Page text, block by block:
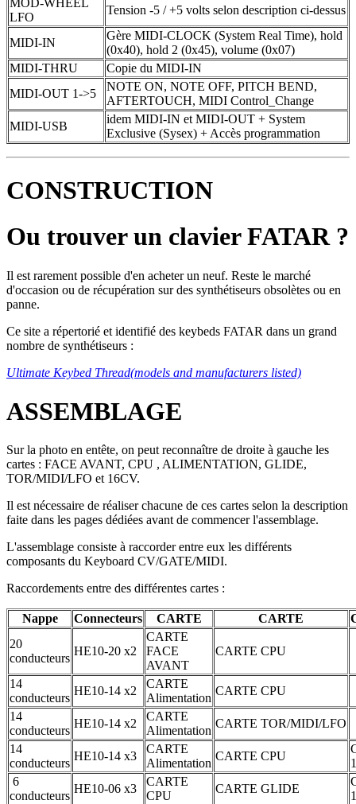
MOD-WHEEL
LFO
Tension -5 / +5 volts selon description ci-dessus
MIDI-IN
Gère MIDI-CLOCK (System Real Time), hold
(0x40), hold 2 (0x45), volume (0x07)
MIDI-THRU
Copie du MIDI-IN
MIDI-OUT 1->5
NOTE ON, NOTE OFF, PITCH BEND,
AFTERTOUCH, MIDI Control_Change
MIDI-USB
idem MIDI-IN et MIDI-OUT + System
Exclusive (Sysex) + Accès programmation
CONSTRUCTION
Ou trouver un clavier FATAR ?
Il est rarement possible d'en acheter un neuf. Reste le marché
d'occasion ou de récupération sur des synthétiseurs obsolètes ou en
panne.
Ce site a répertorié et identifié des keybeds FATAR dans un grand
nombre de synthétiseurs :
Ultimate Keybed Thread(models and manufacturers listed)
ASSEMBLAGE
Sur la photo en entête, on peut reconnaître de droite à gauche les
cartes : FACE AVANT, CPU , ALIMENTATION, GLIDE,
TOR/MIDI/LFO et 16CV.
Il est nécessaire de réaliser chacune de ces cartes selon la description
faite dans les pages dédiées avant de commencer l'assemblage.
L'assemblage consiste à raccorder entre eux les différents
composants du Keyboard CV/GATE/MIDI.
Raccordements entre des différentes cartes :
Nappe Connecteurs CARTE CARTE
20
conducteurs
HE10-20 x2
CARTE
FACE
AVANT
CARTE CPU
14
conducteurs
HE10-14 x2
CARTE
Alimentation
CARTE CPU
14
conducteurs
HE10-14 x2
CARTE
Alimentation
CARTE TOR/MIDI/LFO
14
conducteurs
HE10-14 x3
CARTE
Alimentation
CARTE CPU
6
conducteurs
HE10-06 x3
CARTE
CPU
CARTE GLIDE